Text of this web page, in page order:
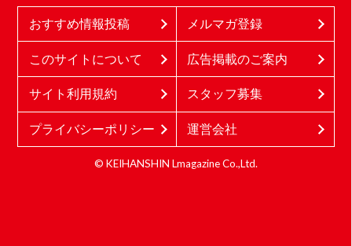
おすすめ情報投稿 メルマガ登録
このサイトについて 広告掲載のご案内
サイト利用規約 スタッフ募集
プライバシーポリシー 運営会社
© KEIHANSHIN Lmagazine Co.,Ltd.